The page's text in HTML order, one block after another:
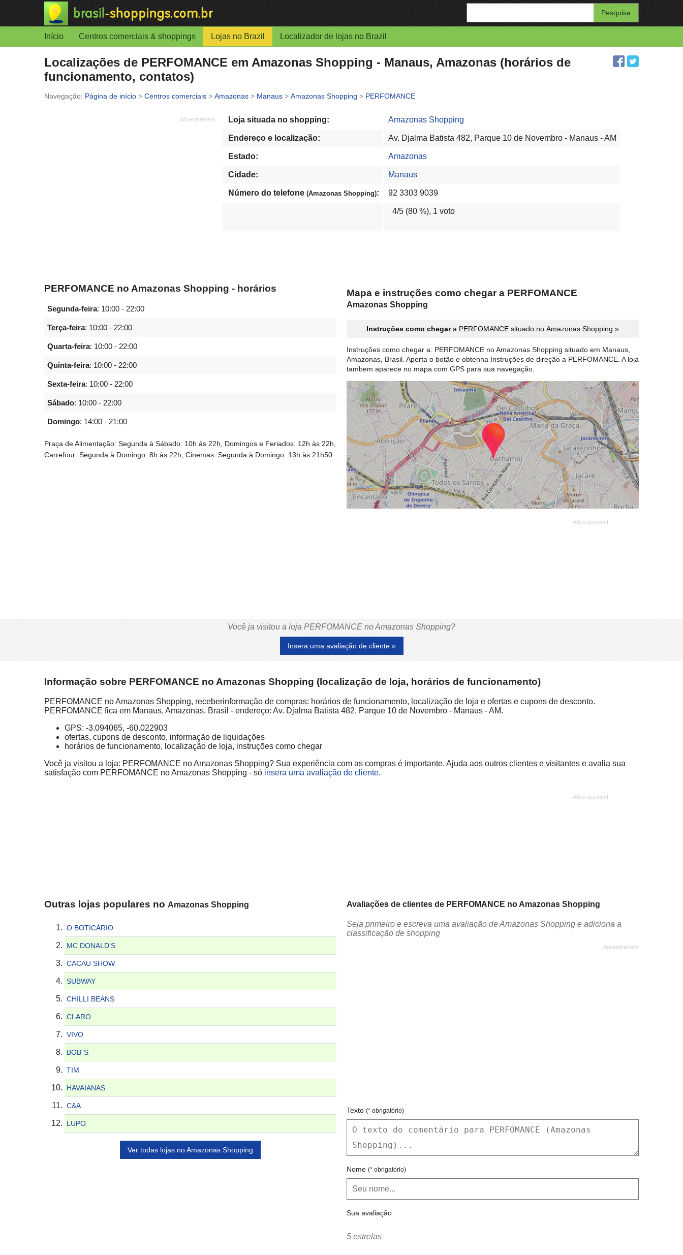
Enter
your
search
Início Centros comerciais & shoppings Lojas no Brazil Localizador de lojas no Brazil
Localizações de PERFOMANCE em Amazonas Shopping - Manaus, Amazonas (horários de
funcionamento, contatos)
Página de início > Centros comerciais > Amazonas > Manaus > Amazonas Shopping > PERFOMANCE
Loja situada no shopping: Amazonas Shopping
Endereço e localização: Av. Djalma Batista 482, Parque 10 de Novembro - Manaus - AM
Estado: Amazonas
Cidade: Manaus
Número do telefone (Amazonas Shopping): 92 3303 9039
4/5 (80 %), 1 voto
PERFOMANCE no Amazonas Shopping - horários
Segunda-feira: 10:00 - 22:00
Terça-feira: 10:00 - 22:00
Quarta-feira: 10:00 - 22:00
Quinta-feira: 10:00 - 22:00
Sexta-feira: 10:00 - 22:00
Sábado: 10:00 - 22:00
Domingo: 14:00 - 21:00
Praça de Alimentação: Segunda à Sábado: 10h às 22h, Domingos e Feriados: 12h às 22h,
Carrefour: Segunda à Domingo: 8h às 22h, Cinemas: Segunda à Domingo: 13h às 21h50
Mapa e instruções como chegar a PERFOMANCE
Amazonas Shopping
Instruções como chegara PERFOMANCE situado no Amazonas Shopping »
Instruções como chegar a: PERFOMANCE no Amazonas Shopping situado em Manaus,
Amazonas, Brasil. Aperta o botão e obtenha Instruções de direção a PERFOMANCE. A loja
tambem aparece no mapa com GPS para sua navegação.
Você ja visitou a loja PERFOMANCE no Amazonas Shopping?
Insera uma avaliação de cliente »
Informação sobre PERFOMANCE no Amazonas Shopping (localização de loja, horários de funcionamento)
PERFOMANCE no Amazonas Shopping, receberinformação de compras: horários de funcionamento, localização de loja e ofertas e cupons de desconto.
PERFOMANCE fica em Manaus, Amazonas, Brasil - endereço: Av. Djalma Batista 482, Parque 10 de Novembro - Manaus - AM.
GPS: -3.094065, -60.022903
ofertas, cupons de desconto, informação de liquidações
horários de funcionamento, localização de loja, instruções como chegar
Você ja visitou a loja: PERFOMANCE no Amazonas Shopping? Sua experiência com as compras é importante. Ajuda aos outros clientes e visitantes e avalia sua
satisfação com PERFOMANCE no Amazonas Shopping - só insera uma avaliação de cliente.
Outras lojas populares no Amazonas Shopping
O BOTICÁRIO
MC DONALD'S
CACAU SHOW
SUBWAY
CHILLI BEANS
CLARO
VIVO
BOB´S
TIM
HAVAIANAS
C&A
LUPO
Ver todas lojas no Amazonas Shopping
Avaliações de clientes de PERFOMANCE no Amazonas Shopping
Seja primeiro e escreva uma avaliação de Amazonas Shopping e adiciona a
classificação de shopping
Texto (* obrigatório)
Nome (* obrigatório)
Sua avaliação
5 estrelas